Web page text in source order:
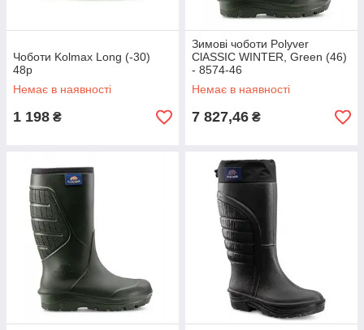
Чоботи Kolmax Long (-30)
48р
Немає в наявності
1 198 ₴
Зимові чоботи Polyver
ClASSIC WINTER, Green (46)
- 8574-46
Немає в наявності
7 827,46 ₴